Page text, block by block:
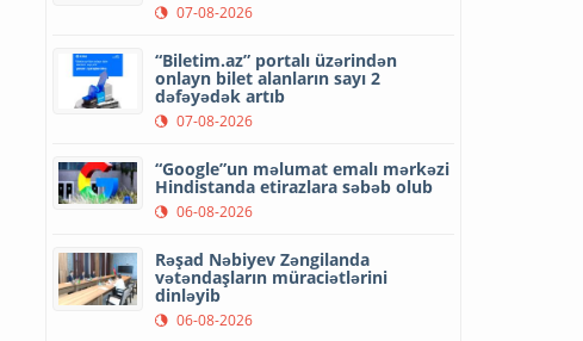
07-08-2026
“Biletim.az” portalı üzərindən
onlayn bilet alanların sayı 2
dəfəyədək artıb
07-08-2026
“Google”un məlumat emalı mərkəzi
Hindistanda etirazlara səbəb olub
06-08-2026
Rəşad Nəbiyev Zəngilanda
vətəndaşların müraciətlərini
dinləyib
06-08-2026